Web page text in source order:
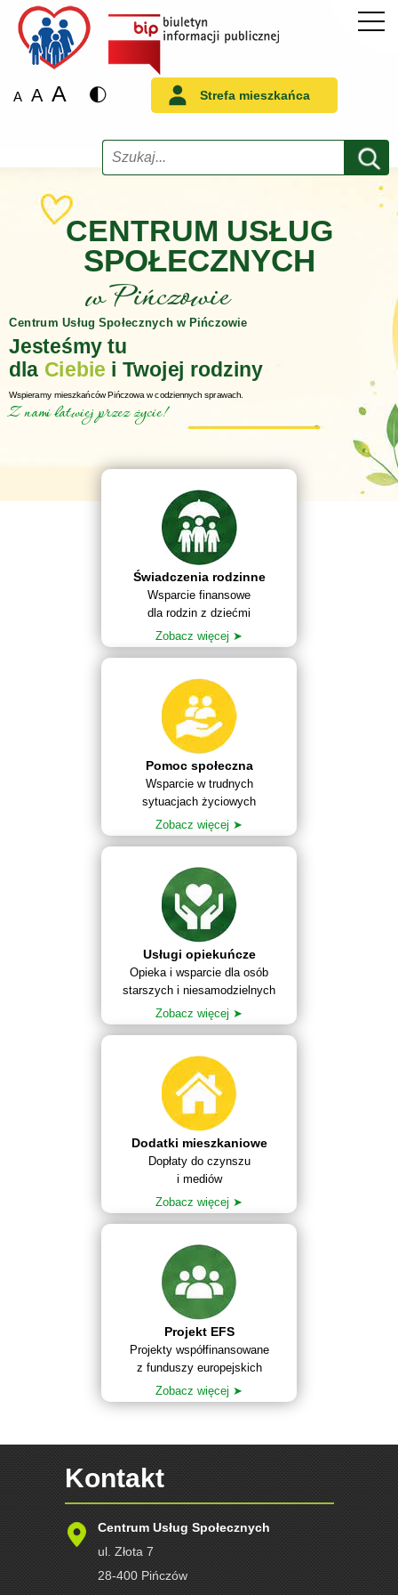
A A A Strefa mieszkańca
Szukaj
CENTRUM USŁUG
SPOŁECZNYCH
w Pińczowie
Centrum Usług Społecznych w Pińczowie
Jesteśmy tu
dla Ciebie i Twojej rodziny
Wspieramy mieszkańców Pińczowa w codziennych sprawach.
Z nami łatwiej przez życie!
Świadczenia rodzinne
Wsparcie finansowe
dla rodzin z dziećmi
Zobacz więcej ➤
Pomoc społeczna
Wsparcie w trudnych
sytuacjach życiowych
Zobacz więcej ➤
Usługi opiekuńcze
Opieka i wsparcie dla osób
starszych i niesamodzielnych
Zobacz więcej ➤
Dodatki mieszkaniowe
Dopłaty do czynszu
i mediów
Zobacz więcej ➤
Projekt EFS
Projekty współfinansowane
z funduszy europejskich
Zobacz więcej ➤
Kontakt
Centrum Usług Społecznych
ul. Złota 7
28-400 Pińczów